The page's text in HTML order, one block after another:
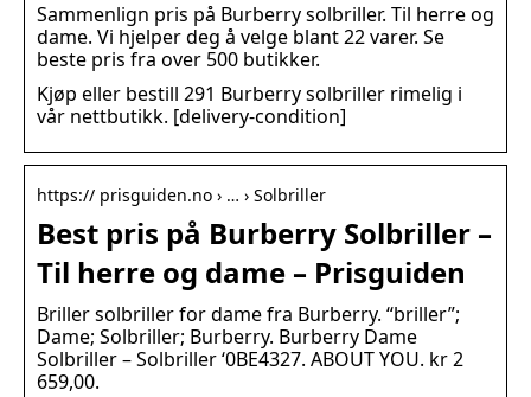
Sammenlign pris på Burberry solbriller. Til herre og
dame. Vi hjelper deg å velge blant 22 varer. Se
beste pris fra over 500 butikker.
Kjøp eller bestill 291 Burberry solbriller rimelig i
vår nettbutikk. [delivery-condition]
https:// prisguiden.no › … › Solbriller
Best pris på Burberry Solbriller –
Til herre og dame – Prisguiden
Briller solbriller for dame fra Burberry. “briller”;
Dame; Solbriller; Burberry. Burberry Dame
Solbriller – Solbriller ‘0BE4327. ABOUT YOU. kr 2
659,00.